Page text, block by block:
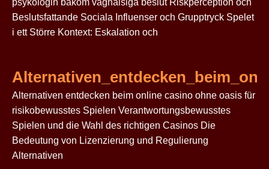
Beslutsfattande Sociala Influenser och Grupptryck Spelet
i ett Större Kontext: Eskalation och
Alternativen entdecken beim online casino ohne oasis für
risikobewusstes Spielen Verantwortungsbewusstes
Spielen und die Wahl des richtigen Casinos Die
Bedeutung von Lizenzierung und Regulierung
Alternativen